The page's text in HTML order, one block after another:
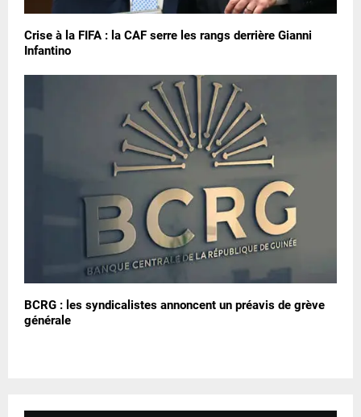
Crise à la FIFA : la CAF serre les rangs derrière Gianni
Infantino
BCRG : les syndicalistes annoncent un préavis de grève
générale